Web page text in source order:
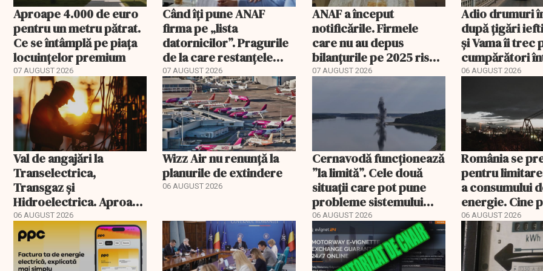
Aproape 4.000 de euro
pentru un metru pătrat.
Ce se întâmplă pe piața
locuințelor premium
07 AUGUST 2026
Când îți pune ANAF
firma pe „lista
datornicilor”. Pragurile
de la care restanțele
devin publice
07 AUGUST 2026
ANAF a început
notificările. Firmele
care nu au depus
bilanțurile pe 2025 riscă
să ajungă inactive fiscal
07 AUGUST 2026
Adio drumuri
după țigări
și Vama îi trec
cumpărători
registru
06 AUGUST 2026
Val de angajări la
Transelectrica,
Transgaz și
Hidroelectrica. Aproape
400 de posturi aprobate
06 AUGUST 2026
Wizz Air nu renunță la
planurile de extindere
06 AUGUST 2026
Cernavodă funcționează
”la limită”. Cele două
situații care pot pune
probleme sistemului
energetic
06 AUGUST 2026
România se
pentru
a consumului
energie. Cine
deconectat
06 AUGUST 2026